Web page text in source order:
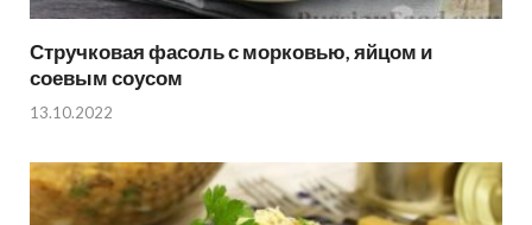
Стручковая фасоль с морковью, яйцом и
соевым соусом
13.10.2022